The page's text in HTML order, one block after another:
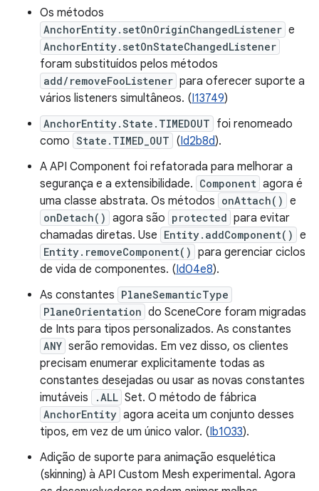
Os métodos
AnchorEntity.setOnOriginChangedListener e
AnchorEntity.setOnStateChangedListener
foram substituídos pelos métodos
add/removeFooListener para oferecer suporte a
vários listeners simultâneos. (I13749)
AnchorEntity.State.TIMEDOUT foi renomeado
como State.TIMED_OUT (Id2b8d).
A API Component foi refatorada para melhorar a
segurança e a extensibilidade. Component agora é
uma classe abstrata. Os métodos onAttach() e
onDetach() agora são protected para evitar
chamadas diretas. Use Entity.addComponent() e
Entity.removeComponent() para gerenciar ciclos
de vida de componentes. (Id04e8).
As constantes PlaneSemanticType
PlaneOrientation do SceneCore foram migradas
de Ints para tipos personalizados. As constantes
ANY serão removidas. Em vez disso, os clientes
precisam enumerar explicitamente todas as
constantes desejadas ou usar as novas constantes
imutáveis
.ALL Set. O método de fábrica
AnchorEntity agora aceita um conjunto desses
tipos, em vez de um único valor. (Ib1033).
Adição de suporte para animação esquelética
(skinning) à API Custom Mesh experimental. Agora